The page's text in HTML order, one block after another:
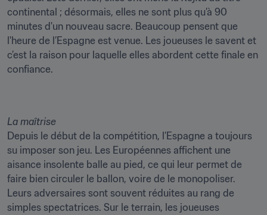
continental ; désormais, elles ne sont plus qu’à 90
minutes d'un nouveau sacre. Beaucoup pensent que
l'heure de l’Espagne est venue. Les joueuses le savent et
c’est la raison pour laquelle elles abordent cette finale en
confiance.
La maîtrise
Depuis le début de la compétition, l’Espagne a toujours
su imposer son jeu. Les Européennes affichent une
aisance insolente balle au pied, ce qui leur permet de
faire bien circuler le ballon, voire de le monopoliser.
Leurs adversaires sont souvent réduites au rang de
simples spectatrices. Sur le terrain, les joueuses